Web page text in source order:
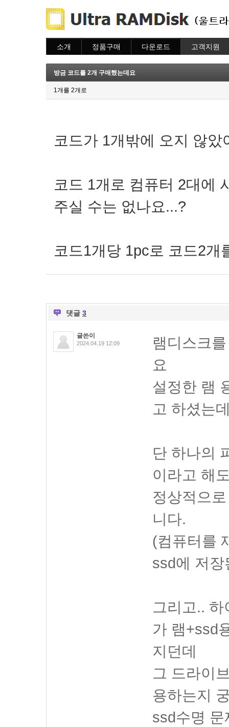
소개 정품구매
주문조회
이용안내
다운로드 고객지원
질문하기
방금 코드를 2개 구매했는데요
1개를 2개로
코드가 1개밖에 오지 않았
코드 1개로 컴퓨터 2대에
주실 수는 없나요...?
코드1개당 1pc로 코드2개
댓글 3
글쓴이
2024.04.19 12:09
램디스크
요
설정한 램
고 하셨는
단 하나의
이라고 해
정상적으
니다.
(컴퓨터를
ssd에 저
그리고..
가 램+ssd
지던데
그 드라이
용하는지
ssd수명